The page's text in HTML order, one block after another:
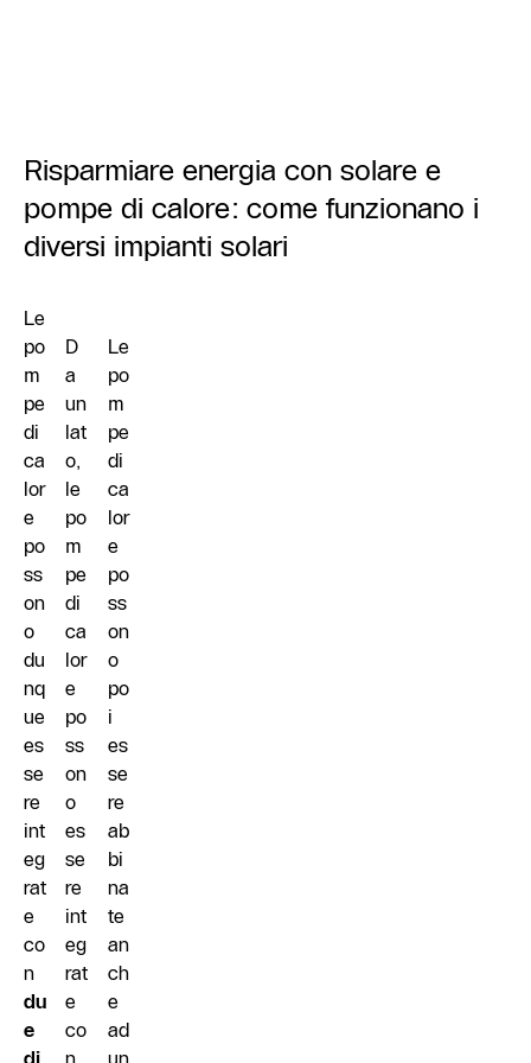
Risparmiare energia con solare e
pompe di calore: come funzionano i
diversi impianti solari
Le
po
m
pe
di
ca
lor
e
po
ss
on
o
du
nq
ue
es
se
re
int
eg
rat
e
co
n
du
e
di
D
a
un
lat
o,
le
po
m
pe
di
ca
lor
e
po
ss
on
o
es
se
re
int
eg
rat
e
co
n
Le
po
m
pe
di
ca
lor
e
po
ss
on
o
po
i
es
se
re
ab
bi
na
te
an
ch
e
ad
un